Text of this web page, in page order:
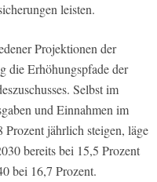
leisten.
Projektionen der
die Erhö­hungspfade der
Selbst im
und Einnahmen im
jähr­lich steigen, läge
bereits bei 15,5 Prozent
bei 16,7 Prozent.